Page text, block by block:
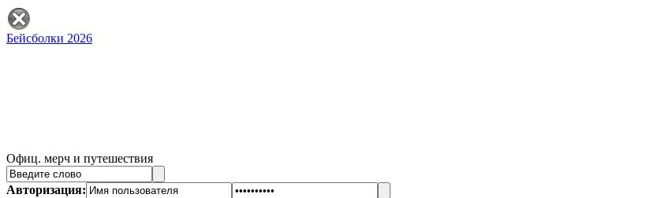
Бейсболки 2026
Офиц. мерч и путешествия
Авторизация: